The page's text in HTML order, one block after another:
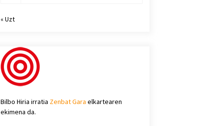
« Uzt
Bilbo Hiria irratia Zenbat Gara elkartearen
ekimena da.